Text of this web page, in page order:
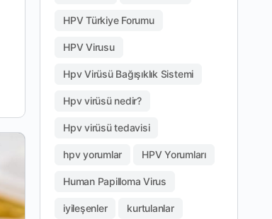
HPV Türkiye Forumu
HPV Virusu
Hpv Virüsü Bağışıklık Sistemi
Hpv virüsü nedir?
Hpv virüsü tedavisi
hpv yorumlar HPV Yorumları
Human Papilloma Virus
iyileşenler kurtulanlar